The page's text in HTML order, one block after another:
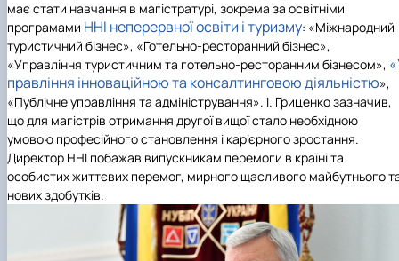
має стати навчання в магістратурі, зокрема за освітніми
програмами ННІ неперервної освіти і туризму: «Міжнародний
туристичний бізнес», «Готельно-ресторанний бізнес»,
«Управління туристичним та готельно-ресторанним бізнесом»,
правління інноваційною та консалтинговою діяльністю»,
«Публічне управління та адміністрування». І. Гриценко зазначив,
що для магістрів отримання другої вищої стало необхідною
умовою професійного становлення і кар’єрного зростання.
Директор ННІ побажав випускникам перемоги в країні та
особистих життєвих перемог, мирного щасливого майбутнього
нових здобутків.